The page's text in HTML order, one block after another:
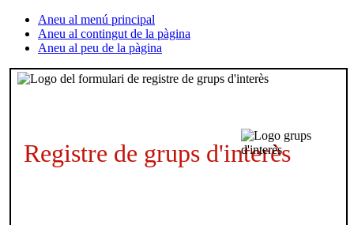
Aneu al menú principal
Aneu al contingut de la pàgina
Aneu al peu de la pàgina
Registre de grups d'interès